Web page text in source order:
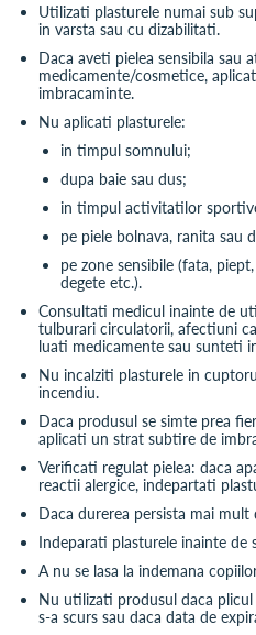
Utilizati plasturele numai sub
in varsta sau cu dizabilitati.
Daca aveti pielea sensibila sau
medicamente/cosmetice,
imbracaminte.
Nu aplicati plasturele:
in timpul somnului;
dupa baie sau dus;
in timpul activitatilor
pe piele bolnava, ranita sau
pe zone sensibile (fata,
degete etc.).
Consultati medicul inainte de
tulburari circulatorii, afectiuni
luati medicamente sau sunteti
Nu incalziti plasturele in
incendiu.
Daca produsul se simte prea
aplicati un strat subtire de
Verificati regulat pielea: daca
reactii alergice, indepartati
Daca durerea persista mai
Indeparati plasturele inainte de
A nu se lasa la indemana
Nu utilizati produsul daca
s-a scurs sau daca data de